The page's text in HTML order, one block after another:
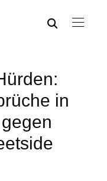
in